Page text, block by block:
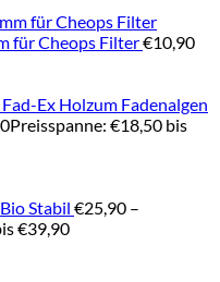
für Cheops Filter€10,90
Holzum Fadenalgen
Preisspanne: €18,50 bis
Stabil €25,90 –
€39,90